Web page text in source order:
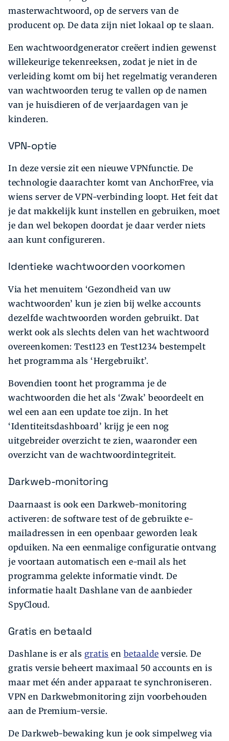
masterwachtwoord, op de servers van de
producent op. De data zijn niet lokaal op te slaan.
Een wachtwoordgenerator creëert indien gewenst
willekeurige tekenreeksen, zodat je niet in de
verleiding komt om bij het regelmatig veranderen
van wachtwoorden terug te vallen op de namen
van je huisdieren of de verjaardagen van je
kinderen.
VPN-optie
In deze versie zit een nieuwe VPNfunctie. De
technologie daarachter komt van AnchorFree, via
wiens server de VPN-verbinding loopt. Het feit dat
je dat makkelijk kunt instellen en gebruiken, moet
je dan wel bekopen doordat je daar verder niets
aan kunt configureren.
Identieke wachtwoorden voorkomen
Via het menuitem ‘Gezondheid van uw
wachtwoorden’ kun je zien bij welke accounts
dezelfde wachtwoorden worden gebruikt. Dat
werkt ook als slechts delen van het wachtwoord
overeenkomen: Test123 en Test1234 bestempelt
het programma als ‘Hergebruikt’.
Bovendien toont het programma je de
wachtwoorden die het als ‘Zwak’ beoordeelt en
wel een aan een update toe zijn. In het
‘Identiteitsdashboard’ krijg je een nog
uitgebreider overzicht te zien, waaronder een
overzicht van de wachtwoordintegriteit.
Darkweb-monitoring
Daarnaast is ook een Darkweb-monitoring
activeren: de software test of de gebruikte e-
mailadressen in een openbaar geworden leak
opduiken. Na een eenmalige configuratie ontvang
je voortaan automatisch een e-mail als het
programma gelekte informatie vindt. De
informatie haalt Dashlane van de aanbieder
SpyCloud.
Gratis en betaald
Dashlane is er als gratis en betaalde versie. De
gratis versie beheert maximaal 50 accounts en is
maar met één ander apparaat te synchroniseren.
VPN en Darkwebmonitoring zijn voorbehouden
aan de Premium-versie.
De Darkweb-bewaking kun je ook simpelweg via